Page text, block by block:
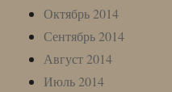
Октябрь 2014
Сентябрь 2014
Август 2014
Июль 2014